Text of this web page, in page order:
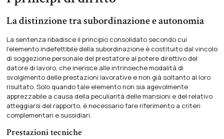
La distinzione tra subordinazione e autonomia
La sentenza ribadisce il principio consolidato secondo cui
l’elemento indefettibile della subordinazione è costituito dal vincolo
di soggezione personale del prestatore al potere direttivo del
datore di lavoro, che inerisce alle intrinseche modalità di
svolgimento delle prestazioni lavorative e non già soltanto al loro
risultato. Solo quando tale elemento non sia agevolmente
apprezzabile a causa della peculiarità delle mansioni e del relativo
atteggiarsi del rapporto, è necessario fare riferimento a criteri
complementari e sussidiari.
Prestazioni tecniche